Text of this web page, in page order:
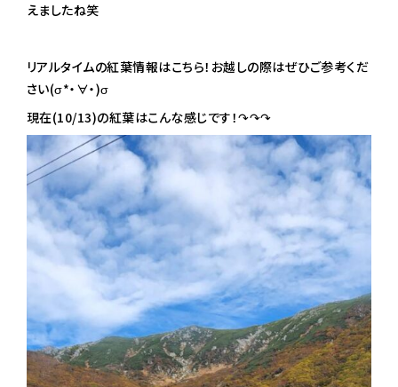
えましたね笑
リアルタイムの紅葉情報はこちら！お越しの際はぜひご参考くだ
さい(σ*・∀・)σ
現在(10/13)の紅葉はこんな感じです！↷↷↷